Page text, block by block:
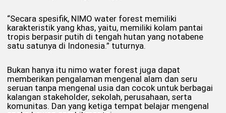
“Secara spesifik, NIMO water forest memiliki
karakteristik yang khas, yaitu, memiliki kolam pantai
tropis berpasir putih di tengah hutan yang notabene
satu satunya di Indonesia.” tuturnya.
Bukan hanya itu nimo water forest juga dapat
memberikan pengalaman mengenal alam dan seru
seruan tanpa mengenal usia dan cocok untuk berbagai
kalangan stakeholder, sekolah, perusahaan, serta
komunitas. Dan yang ketiga tempat belajar mengenal